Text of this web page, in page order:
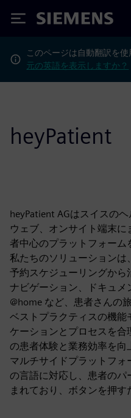
Siemens
このページは自動翻訳を使
元の英語を表示しますか？
heyPatient
heyPatient AGはスイスの
ウェブ、オンサイト端末
者中心のプラットフォーム
私たちのソリューション
予約スケジューリングから
ナビゲーション、ドキュメ
@home など、患者さんの
ベストプラクティスの機
ケーションとプロセスを
の患者体験と業務効率を向
マルチサイドプラットフォ
の言語に対応し、患者の
まれており、ボタンを押す